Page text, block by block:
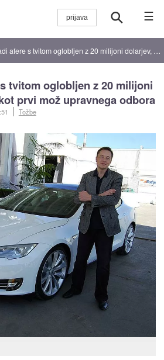
☰
s tvitom oglobljen z 20 milijoni dolarjev, odstopa kot prvi mož upravnega odbora
tvitom oglobljen z 20 milijoni
prvi mož upravnega odbora
Tožbe